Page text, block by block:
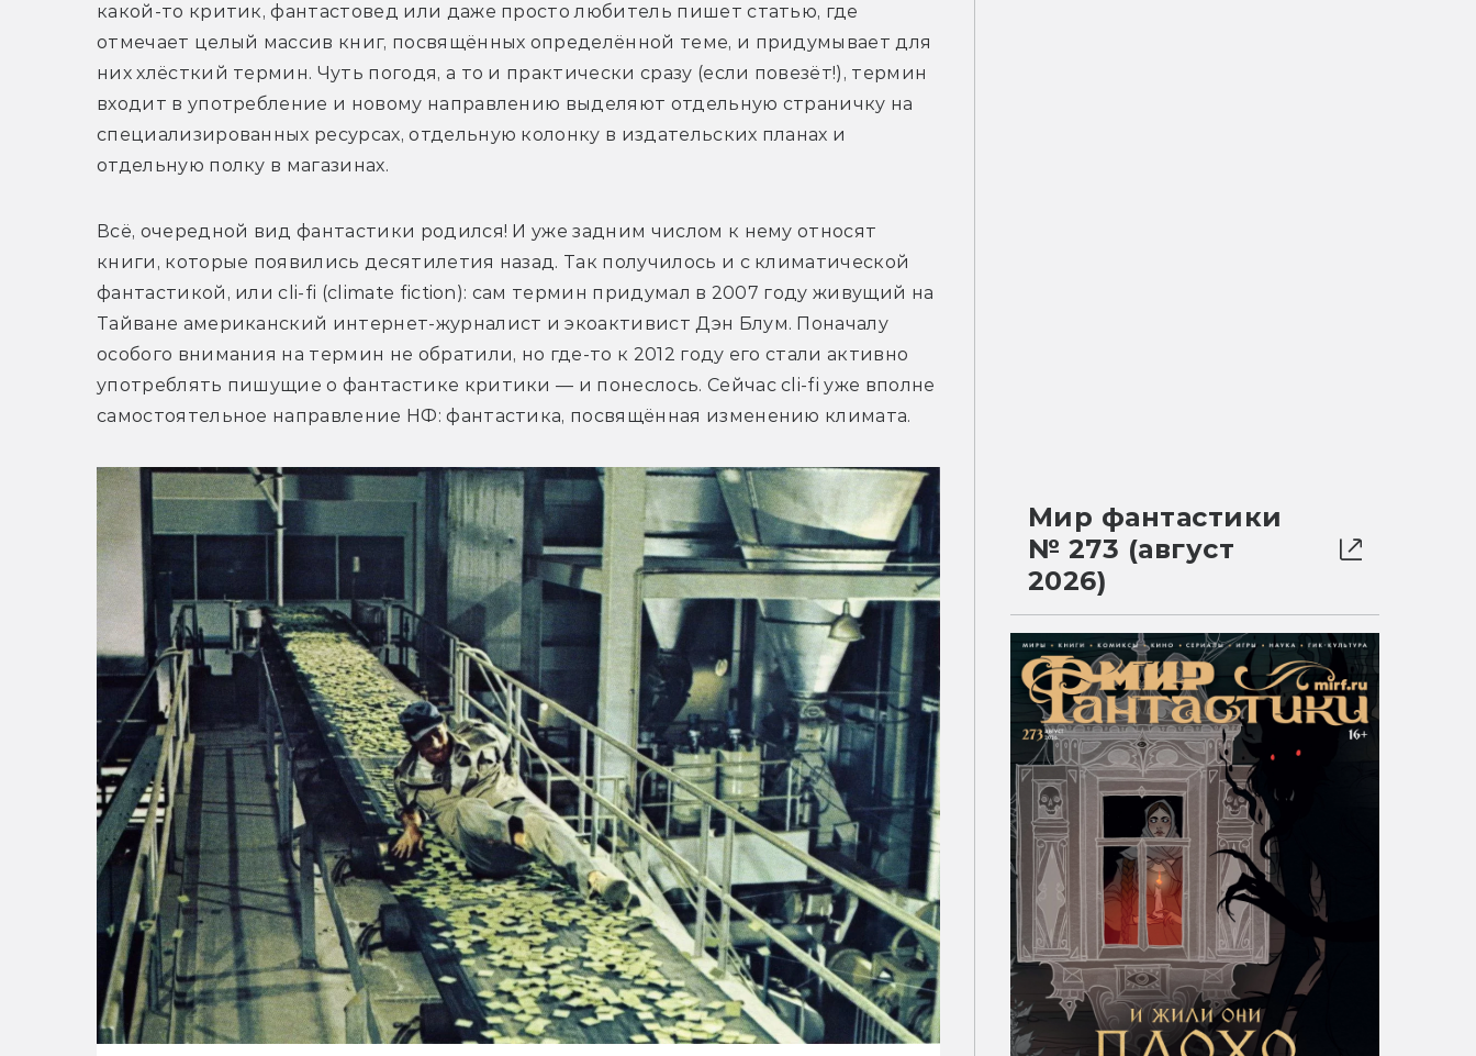
какой-то критик, фантастовед или даже просто любитель пишет статью, где
отмечает целый массив книг, посвящённых определённой теме, и придумывает для
них хлёсткий термин. Чуть погодя, а то и практически сразу (если повезёт!), термин
входит в употребление и новому направлению выделяют отдельную страничку на
специализированных ресурсах, отдельную колонку в издательских планах и
отдельную полку в магазинах.
Всё, очередной вид фантастики родился! И уже задним числом к нему относят
книги, которые появились десятилетия назад. Так получилось и с климатической
фантастикой, или cli-fi (climate fiction): сам термин придумал в 2007 году живущий на
Тайване американский интернет-журналист и экоактивист Дэн Блум. Поначалу
особого внимания на термин не обратили, но где-то к 2012 году его стали активно
употреблять пишущие о фантастике критики — и понеслось. Сейчас cli-fi уже вполне
самостоятельное направление НФ: фантастика, посвящённая изменению климата.
Мир фантастики
№ 273 (август
2026)